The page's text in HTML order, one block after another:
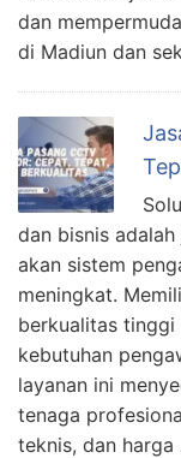
dan
di Madiun dan
dan bisnis
akan sistem
meningkat.
berkualitas
kebutuhan
layanan ini
tenaga
teknis, dan harga